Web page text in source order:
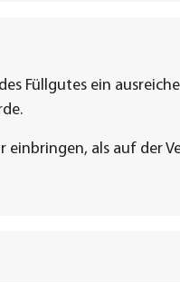
Füllgutes ein
einbringen, als auf der